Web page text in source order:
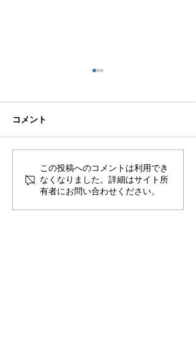
🌊ハガネの肉体を持つ職
員、岩瀬道へ！
コメント
この投稿へのコメントは利用でき
なくなりました。詳細はサイト所
有者にお問い合わせください。